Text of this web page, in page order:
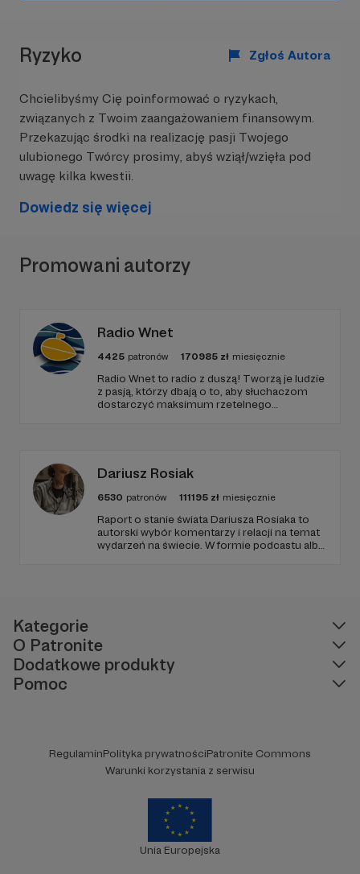
Ryzyko Zgłoś Autora
Chcielibyśmy Cię poinformować o ryzykach,
związanych z Twoim zaangażowaniem finansowym.
Przekazując środki na realizację pasji Twojego
ulubionego Twórcy prosimy, abyś wziął/wzięła pod
uwagę kilka kwestii.
Dowiedz się więcej
Promowani autorzy
Radio Wnet
4425 patronów 170985 zł miesięcznie
Radio Wnet to radio z duszą! Tworzą je ludzie
z pasją, którzy dbają o to, aby słuchaczom
dostarczyć maksimum rzetelnego
Dariusz Rosiak
6530 patronów 111195 zł miesięcznie
Raport o stanie świata Dariusza Rosiaka to
autorski wybór komentarzy i relacji na temat
wydarzeń na świecie. W formie podcastu albo
Kategorie
O Patronite
Dodatkowe produkty
Pomoc
RegulaminPolityka prywatnościPatronite Commons
Warunki korzystania z serwisu
Unia Europejska